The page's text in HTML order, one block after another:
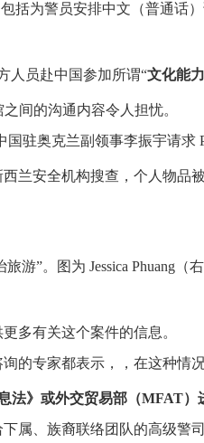
括为警员安排中文（普通话
人员赴中国参加所谓“文化能
间的沟通内容令人担忧。
国驻奥克兰副领事李振宇请求
兰安全机构搜查，个人物品被
旅游”。图为 Jessica Phuang（
多有关这个案件的信息。
的专家都表示，，在这种情况
法》或外交贸易部（MFAT）
下属、族裔联络团队的高级警